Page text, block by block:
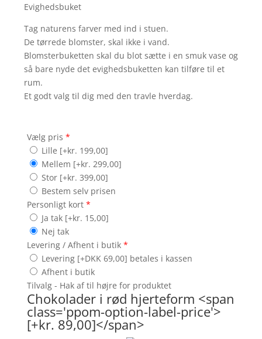
Evighedsbuket
Tag naturens farver med ind i stuen.
De tørrede blomster, skal ikke i vand.
Blomsterbuketten skal du blot sætte i en smuk vase og
så bare nyde det evighedsbuketten kan tilføre til et
rum.
Et godt valg til dig med den travle hverdag.
Vælg pris *
Lille [+kr. 199,00]
Mellem [+kr. 299,00]
Stor [+kr. 399,00]
Bestem selv prisen
Personligt kort *
Ja tak [+kr. 15,00]
Nej tak
Levering / Afhent i butik *
Levering [+DKK 69,00] betales i kassen
Afhent i butik
Tilvalg - Hak af til højre for produktet
Chokolader i rød hjerteform <span
class='ppom-option-label-price'>
[+kr. 89,00]</span>